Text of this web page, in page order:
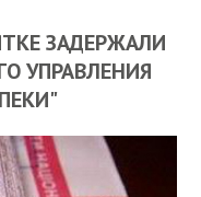
ЗАДЕРЖАЛИ
УПРАВЛЕНИЯ